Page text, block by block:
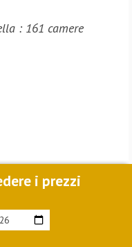
: 161 camere
i prezzi